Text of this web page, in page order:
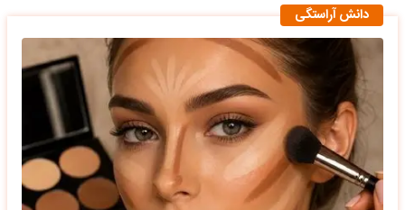
دانش آراستگی